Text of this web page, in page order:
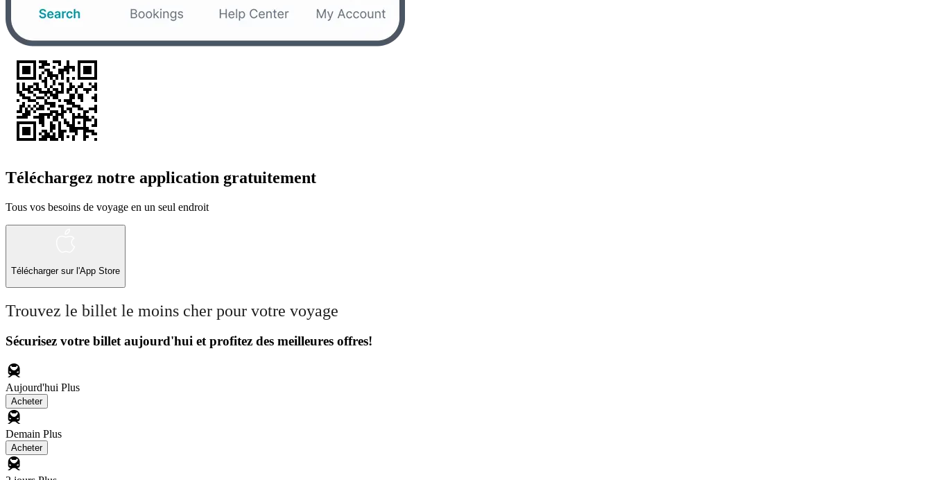
Téléchargez notre application gratuitement
Tous vos besoins de voyage en un seul endroit
Télécharger sur l'App Store
Trouvez le billet le moins cher pour votre voyage
Sécurisez votre billet aujourd'hui et profitez des meilleures offres!
Aujourd'hui Plus
Acheter
Demain Plus
Acheter